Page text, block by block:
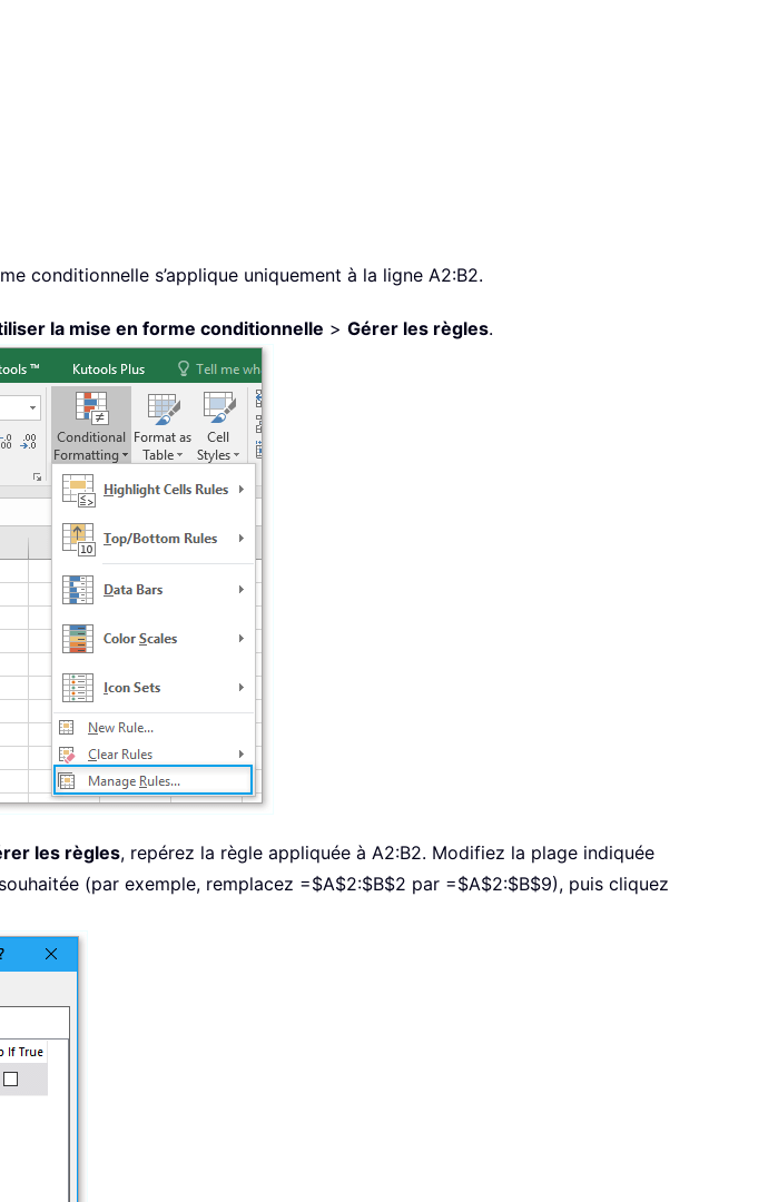
conditionnelle s’applique uniquement à la ligne A2:B2.
la mise en forme conditionnelle > Gérer les règles.
les règles, repérez la règle appliquée à A2:B2. Modifiez la plage indiquée
(par exemple, remplacez =$A$2:$B$2 par =$A$2:$B$9), puis cliquez